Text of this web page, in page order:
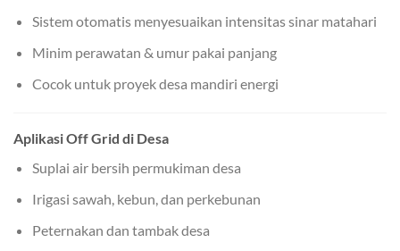
Sistem otomatis menyesuaikan intensitas sinar matahari
Minim perawatan & umur pakai panjang
Cocok untuk proyek desa mandiri energi
Aplikasi Off Grid di Desa
Suplai air bersih permukiman desa
Irigasi sawah, kebun, dan perkebunan
Peternakan dan tambak desa